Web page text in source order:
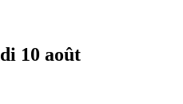
10 août